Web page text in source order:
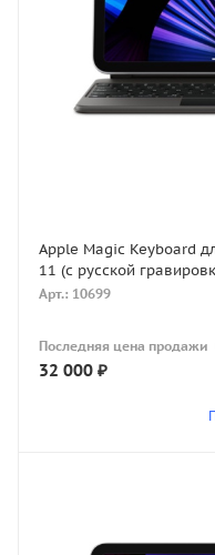
Apple Magic Keyboard
11 (с русской
Арт.: 10699
Последняя цена продажи
32 000 ₽